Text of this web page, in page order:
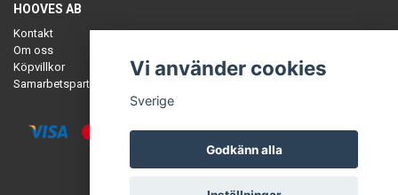
HOOVES AB
Kontakt
Om oss
Köpvillkor
Samarbetspartners
Vi använder cookies
Sverige
Godkänn alla